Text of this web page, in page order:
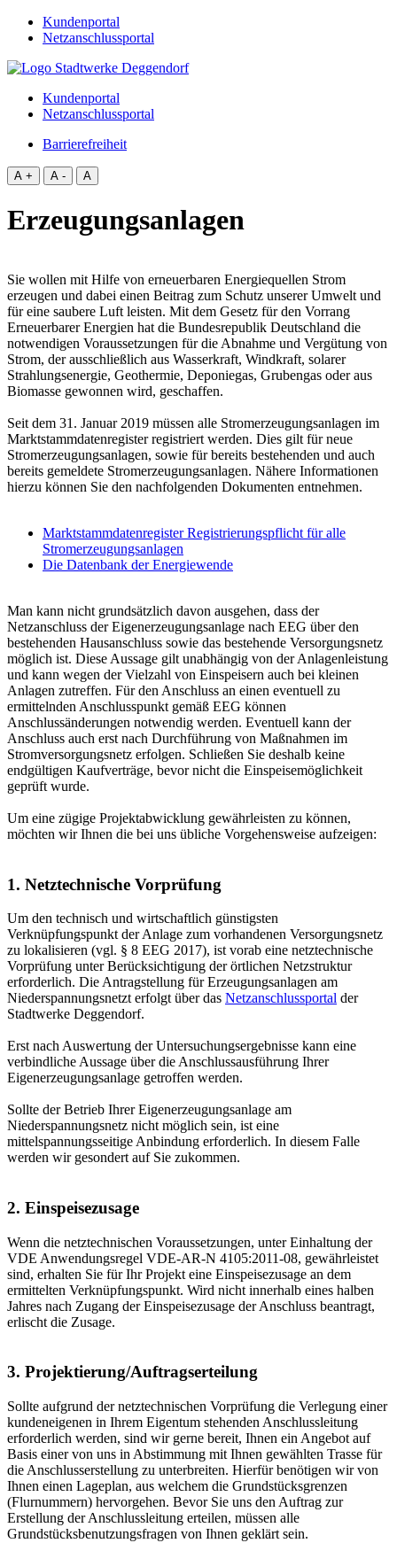
Kundenportal
Netzanschlussportal
Kundenportal
Netzanschlussportal
Barrierefreiheit
A + A - A
Erzeugungsanlagen
Sie wollen mit Hilfe von erneuerbaren Energiequellen Strom
erzeugen und dabei einen Beitrag zum Schutz unserer Umwelt und
für eine saubere Luft leisten. Mit dem Gesetz für den Vorrang
Erneuerbarer Energien hat die Bundesrepublik Deutschland die
notwendigen Voraussetzungen für die Abnahme und Vergütung von
Strom, der ausschließlich aus Wasserkraft, Windkraft, solarer
Strahlungsenergie, Geothermie, Deponiegas, Grubengas oder aus
Biomasse gewonnen wird, geschaffen.
Seit dem 31. Januar 2019 müssen alle Stromerzeugungsanlagen im
Marktstammdatenregister registriert werden. Dies gilt für neue
Stromerzeugungsanlagen, sowie für bereits bestehenden und auch
bereits gemeldete Stromerzeugungsanlagen. Nähere Informationen
hierzu können Sie den nachfolgenden Dokumenten entnehmen.
Marktstammdatenregister Registrierungspflicht für alle
Stromerzeugungsanlagen
Die Datenbank der Energiewende
Man kann nicht grundsätzlich davon ausgehen, dass der
Netzanschluss der Eigenerzeugungsanlage nach EEG über den
bestehenden Hausanschluss sowie das bestehende Versorgungsnetz
möglich ist. Diese Aussage gilt unabhängig von der Anlagenleistung
und kann wegen der Vielzahl von Einspeisern auch bei kleinen
Anlagen zutreffen. Für den Anschluss an einen eventuell zu
ermittelnden Anschlusspunkt gemäß EEG können
Anschlussänderungen notwendig werden. Eventuell kann der
Anschluss auch erst nach Durchführung von Maßnahmen im
Stromversorgungsnetz erfolgen. Schließen Sie deshalb keine
endgültigen Kaufverträge, bevor nicht die Einspeisemöglichkeit
geprüft wurde.
Um eine zügige Projektabwicklung gewährleisten zu können,
möchten wir Ihnen die bei uns übliche Vorgehensweise aufzeigen:
1. Netztechnische Vor­prüfung
Um den technisch und wirtschaftlich günstigsten
Verknüpfungspunkt der Anlage zum vorhandenen Versorgungsnetz
zu lokalisieren (vgl. § 8 EEG 2017), ist vorab eine netztechnische
Vorprüfung unter Berücksichtigung der örtlichen Netzstruktur
erforderlich. Die Antragstellung für Erzeugungsanlagen am
Niederspannungsnetzt erfolgt über das Netzanschlussportal der
Stadtwerke Deggendorf.
Erst nach Auswertung der Untersuchungsergebnisse kann eine
verbindliche Aussage über die Anschlussausführung Ihrer
Eigenerzeugungsanlage getroffen werden.
Sollte der Betrieb Ihrer Eigenerzeugungsanlage am
Niederspannungsnetz nicht möglich sein, ist eine
mittelspannungsseitige Anbindung erforderlich. In diesem Falle
werden wir gesondert auf Sie zukommen.
2. Einspeisezusage
Wenn die netztechnischen Voraussetzungen, unter Einhaltung der
VDE Anwendungsregel VDE-AR-N 4105:2011-08, gewährleistet
sind, erhalten Sie für Ihr Projekt eine Einspeisezusage an dem
ermittelten Verknüpfungspunkt. Wird nicht innerhalb eines halben
Jahres nach Zugang der Einspeisezusage der Anschluss beantragt,
erlischt die Zusage.
3. Projektierung/Auftrags­erteilung
Sollte aufgrund der netztechnischen Vorprüfung die Verlegung einer
kundeneigenen in Ihrem Eigentum stehenden Anschlussleitung
erforderlich werden, sind wir gerne bereit, Ihnen ein Angebot auf
Basis einer von uns in Abstimmung mit Ihnen gewählten Trasse für
die Anschlusserstellung zu unterbreiten. Hierfür benötigen wir von
Ihnen einen Lageplan, aus welchem die Grundstücksgrenzen
(Flurnummern) hervorgehen. Bevor Sie uns den Auftrag zur
Erstellung der Anschlussleitung erteilen, müssen alle
Grundstücksbenutzungsfragen von Ihnen geklärt sein.